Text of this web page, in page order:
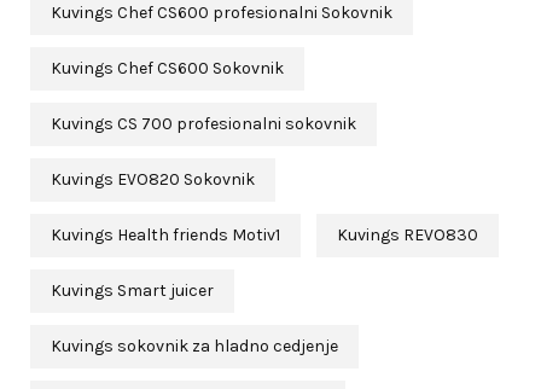
Kuvings Chef CS600 profesionalni Sokovnik
Kuvings Chef CS600 Sokovnik
Kuvings CS 700 profesionalni sokovnik
Kuvings EVO820 Sokovnik
Kuvings Health friends Motiv1 Kuvings REVO830
Kuvings Smart juicer
Kuvings sokovnik za hladno cedjenje